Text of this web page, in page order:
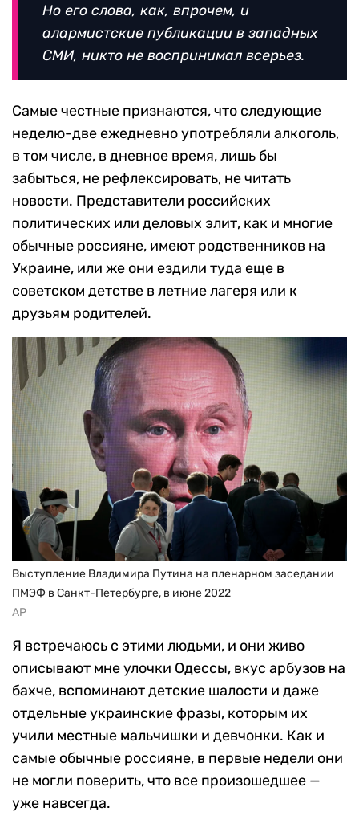
Но его слова, как, впрочем, и
алармистские публикации в западных
СМИ, никто не воспринимал всерьез.
Самые честные признаются, что следующие
неделю-две ежедневно употребляли алкоголь,
в том числе, в дневное время, лишь бы
забыться, не рефлексировать, не читать
новости. Представители российских
политических или деловых элит, как и многие
обычные россияне, имеют родственников на
Украине, или же они ездили туда еще в
советском детстве в летние лагеря или к
друзьям родителей.
Выступление Владимира Путина на пленарном заседании
ПМЭФ в Санкт-Петербурге, в июне 2022
AP
Я встречаюсь с этими людьми, и они живо
описывают мне улочки Одессы, вкус арбузов на
бахче, вспоминают детские шалости и даже
отдельные украинские фразы, которым их
учили местные мальчишки и девчонки. Как и
самые обычные россияне, в первые недели они
не могли поверить, что все произошедшее —
уже навсегда.